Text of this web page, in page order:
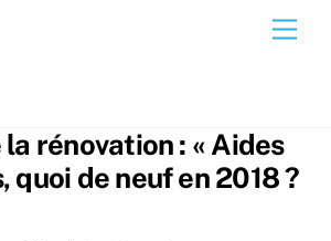
la rénovation : « Aides
quoi de neuf en 2018 ?